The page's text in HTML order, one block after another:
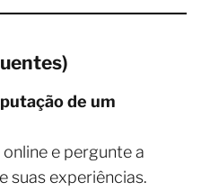
de um
e pergunte a
suas experiências.